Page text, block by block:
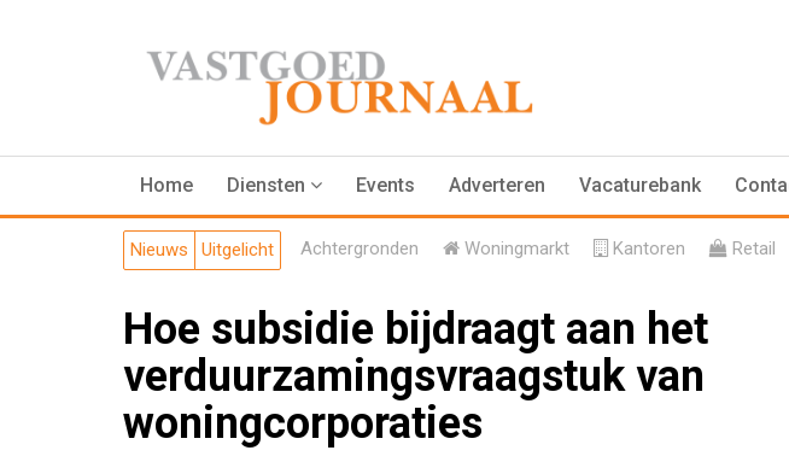
Home Diensten Events Adverteren Vacaturebank
Nieuws Uitgelicht Achtergronden Woningmarkt Kantoren Retail
Hoe subsidie bijdraagt aan het
verduurzamingsvraagstuk van
woningcorporaties